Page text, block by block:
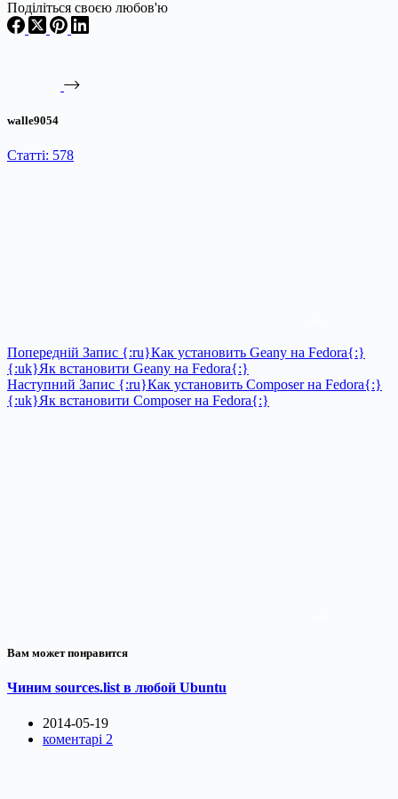
Поділіться своєю любов'ю
walle9054
Статті: 578
Попередній Запис {:ru}Как установить Geany на Fedora{:}
{:uk}Як встановити Geany на Fedora{:}
Наступний Запис {:ru}Как установить Composer на Fedora{:}
{:uk}Як встановити Composer на Fedora{:}
Вам может понравится
Чиним sources.list в любой Ubuntu
2014-05-19
коментарі 2